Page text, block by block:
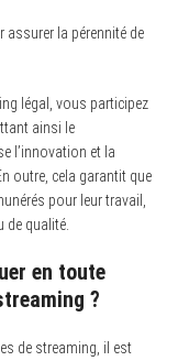
assurer la pérennité de
légal, vous participez
ainsi le
l’innovation et la
outre, cela garantit que
pour leur travail,
de qualité.
en toute
?
de streaming, il est